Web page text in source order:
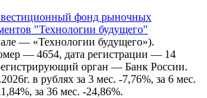
фонд рыночных
"Технологии будущего"
— «Технологии будущего»).
— 4654, дата регистрации — 14
орган — Банк России.
в рублях за 3 мес. -7,76%, за 6 мес.
за 36 мес. -24,86%.